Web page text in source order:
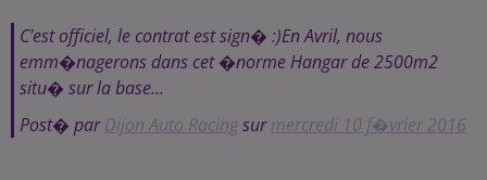
C'est officiel, le contrat est sign� :)En Avril, nous
emm�nagerons dans cet �norme Hangar de 2500m2
situ� sur la base...
Post� parDijon Auto Racingsurmercredi 10 f�vrier 2016